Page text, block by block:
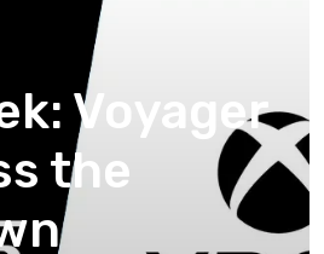
Voyager
the